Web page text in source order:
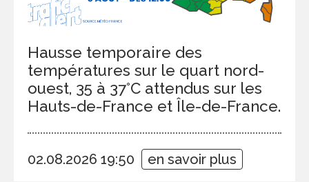
Hausse temporaire des
températures sur le quart nord-
ouest, 35 à 37°C attendus sur les
Hauts-de-France et Île-de-France.
02.08.2026 19:50 en savoir plus